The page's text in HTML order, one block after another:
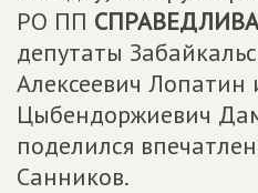
РО ПП
депутаты
Алексеевич
Цыбендоржиевич
поделился
Санников.